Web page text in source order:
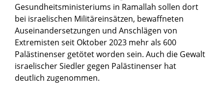
Gesundheitsministeriums in Ramallah sollen dort
bei israelischen Militäreinsätzen, bewaffneten
Auseinandersetzungen und Anschlägen von
Extremisten seit Oktober 2023 mehr als 600
Palästinenser getötet worden sein. Auch die Gewalt
israelischer Siedler gegen Palästinenser hat
deutlich zugenommen.